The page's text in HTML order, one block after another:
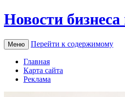
Новости
Меню Перейти к содержимому
Главная
Карта сайта
Реклама